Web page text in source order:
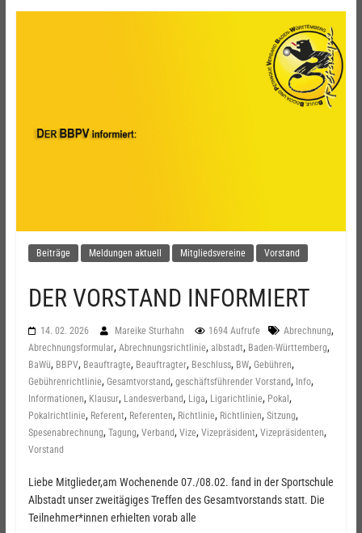
Beiträge Meldungen aktuell Mitgliedsvereine Vorstand
DER VORSTAND INFORMIERT
14. 02. 2026 Mareike Sturhahn 1694 Aufrufe Abrechnung,
Abrechnungsformular, Abrechnungsrichtlinie, albstadt, Baden-Württemberg,
BaWü, BBPV, Beauftragte, Beauftragter, Beschluss, BW, Gebühren,
Gebührenrichtlinie, Gesamtvorstand, geschäftsführender Vorstand, Info,
Informationen, Klausur, Landesverband, Liga, Ligarichtlinie, Pokal ,
Pokalrichtlinie, Referent, Referenten, Richtlinie, Richtlinien, Sitzung,
Spesenabrechnung, Tagung, Verband, Vize, Vizepräsident, Vizepräsidenten,
Vorstand
Liebe Mitglieder,am Wochenende 07./08.02. fand in der Sportschule
Albstadt unser zweitägiges Treffen des Gesamtvorstands statt. Die
Teilnehmer*innen erhielten vorab alle